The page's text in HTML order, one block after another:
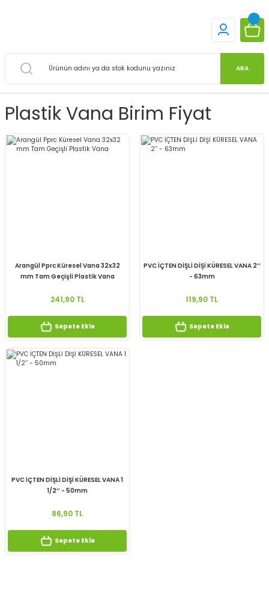
ARA
Plastik Vana Birim Fiyat
Arangül Pprc Küresel Vana 32x32
mm Tam Geçişli Plastik Vana
241,90 TL
Sepete Ekle
PVC İÇTEN DİŞLİ DİŞİ KÜRESEL VANA 2’’
- 63mm
119,90 TL
Sepete Ekle
PVC İÇTEN DİŞLİ DİŞİ KÜRESEL VANA 1
1/2’’ - 50mm
86,90 TL
Sepete Ekle